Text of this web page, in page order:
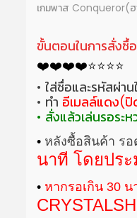
เกมพาส Conqueror(
ขั้นตอนในการสั่งซื้อ
❤️️❤️️❤️️❤️️⭐⭐⭐⭐
• ใส่ชื่อและรหัสผ่
• ทำ อีเมลล์แดง(
• สั่งแล้วเล่นรอระ
• หลังซื้อสินค้า รอ
นาที โดยปร
• หากรอเกิน 30